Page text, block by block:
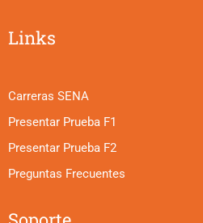
Links
Carreras SENA
Presentar Prueba F1
Presentar Prueba F2
Preguntas Frecuentes